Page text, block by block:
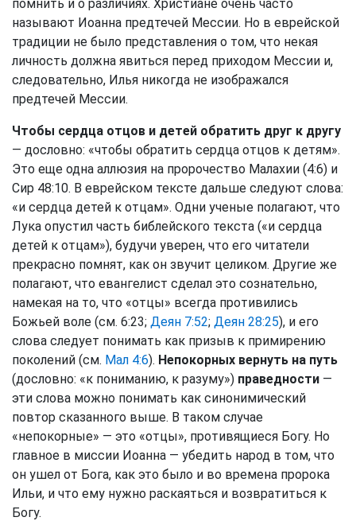
помнить и о различиях. Христиане очень часто
называют Иоанна предтечей Мессии. Но в еврейской
традиции не было представления о том, что некая
личность должна явиться перед приходом Мессии и,
следовательно, Илья никогда не изображался
предтечей Мессии.
Чтобы сердца отцов и детей обратить друг к другу
— дословно: «чтобы обратить сердца отцов к детям».
Это еще одна аллюзия на пророчество Малахии (4:6) и
Сир 48:10. В еврейском тексте дальше следуют слова:
«и сердца детей к отцам». Одни ученые полагают, что
Лука опустил часть библейского текста («и сердца
детей к отцам»), будучи уверен, что его читатели
прекрасно помнят, как он звучит целиком. Другие же
полагают, что евангелист сделал это сознательно,
намекая на то, что «отцы» всегда противились
Божьей воле (см. 6:23; Деян 7:52; Деян 28:25), и его
слова следует понимать как призыв к примирению
поколений (см. Мал 4:6). Непокорных вернуть на путь
(дословно: «к пониманию, к разуму») праведности —
эти слова можно понимать как синонимический
повтор сказанного выше. В таком случае
«непокорные» — это «отцы», противящиеся Богу. Но
главное в миссии Иоанна — убедить народ в том, что
он ушел от Бога, как это было и во времена пророка
Ильи, и что ему нужно раскаяться и возвратиться к
Богу.